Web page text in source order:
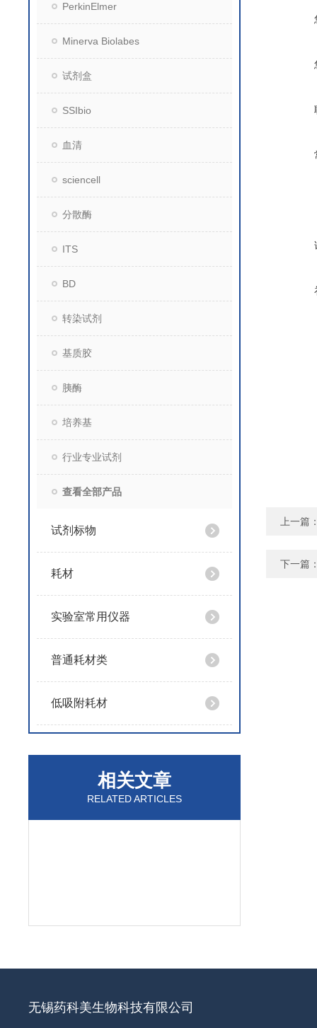
PerkinElmer
Minerva Biolabes
试剂盒
SSIbio
血清
sciencell
分散酶
ITS
BD
转染试剂
基质胶
胰酶
培养基
行业专业试剂
查看全部产品
试剂标物
耗材
实验室常用仪器
普通耗材类
低吸附耗材
相关文章
RELATED ARTICLES
上一篇
下一篇
无锡药科美生物科技有限公司